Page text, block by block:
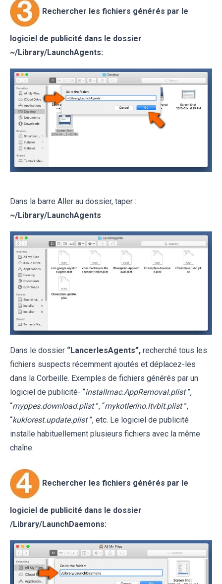
Rechercher les fichiers générés par le
logiciel de publicité dans le dossier
~/Library/LaunchAgents:
Dans la barre Aller au dossier, taper :
~/Library/LaunchAgents
Dans le dossier “LancerlesAgents”, recherché tous les
fichiers suspects récemment ajoutés et déplacez-les
dans la Corbeille. Exemples de fichiers générés par un
logiciel de publicité- “installmac.AppRemoval.plist ”,
“myppes.download.plist ”, “mykotlerino.ltvbit.plist ”,
“kuklorest.update.plist ”, etc. Le logiciel de publicité
installe habituellement plusieurs fichiers avec la même
chaîne.
Rechercher les fichiers générés par le
logiciel de publicité dans le dossier
/Library/LaunchDaemons: